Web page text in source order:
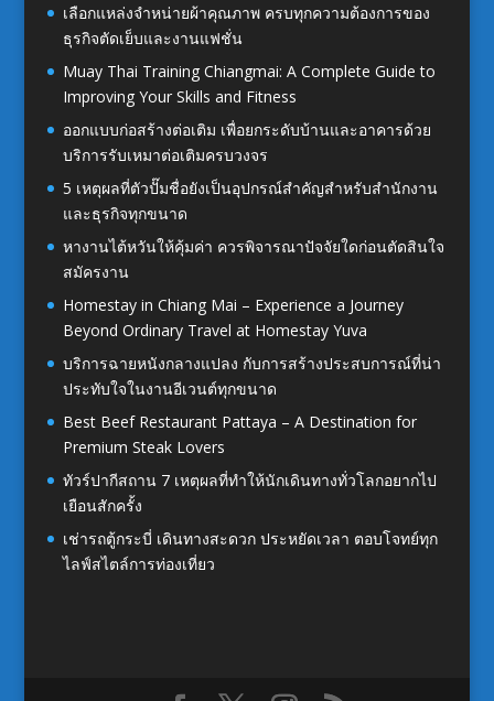
เลือกแหล่งจำหน่ายผ้าคุณภาพ ครบทุกความต้องการของ
ธุรกิจตัดเย็บและงานแฟชั่น
Muay Thai Training Chiangmai: A Complete Guide to
Improving Your Skills and Fitness
ออกแบบก่อสร้างต่อเติม เพื่อยกระดับบ้านและอาคารด้วย
บริการรับเหมาต่อเติมครบวงจร
5 เหตุผลที่ตัวปั๊มชื่อยังเป็นอุปกรณ์สำคัญสำหรับสำนักงาน
และธุรกิจทุกขนาด
หางานไต้หวันให้คุ้มค่า ควรพิจารณาปัจจัยใดก่อนตัดสินใจ
สมัครงาน
Homestay in Chiang Mai – Experience a Journey
Beyond Ordinary Travel at Homestay Yuva
บริการฉายหนังกลางแปลง กับการสร้างประสบการณ์ที่น่า
ประทับใจในงานอีเวนต์ทุกขนาด
Best Beef Restaurant Pattaya – A Destination for
Premium Steak Lovers
ทัวร์ปากีสถาน 7 เหตุผลที่ทำให้นักเดินทางทั่วโลกอยากไป
เยือนสักครั้ง
เช่ารถตู้กระบี่ เดินทางสะดวก ประหยัดเวลา ตอบโจทย์ทุก
ไลฟ์สไตล์การท่องเที่ยว